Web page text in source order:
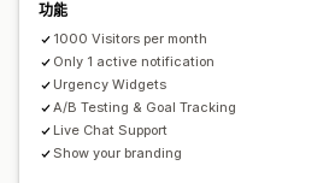
每日優惠
運送截止時間
功能
1000 Visitors per month
Only 1 active notification
Urgency Widgets
A/B Testing & Goal Tracking
Live Chat Support
Show your branding